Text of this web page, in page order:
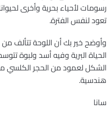
رسومات لأحياء بحرية وأخرى
تعود لنفس الفترة.
وأوضح خير بك أن اللوحة تتألف
الحياة البرية وفيه أسد ولبوة
الشكل لعمود من الحجر الكلسي
هندسية.
سانا